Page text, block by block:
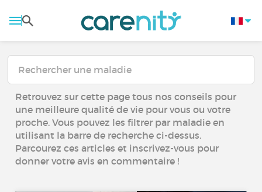
Retrouvez sur cette page tous nos conseils pour
une meilleure qualité de vie pour vous ou votre
proche. Vous pouvez les filtrer par maladie en
utilisant la barre de recherche ci-dessus.
Parcourez ces articles et inscrivez-vous pour
donner votre avis en commentaire !